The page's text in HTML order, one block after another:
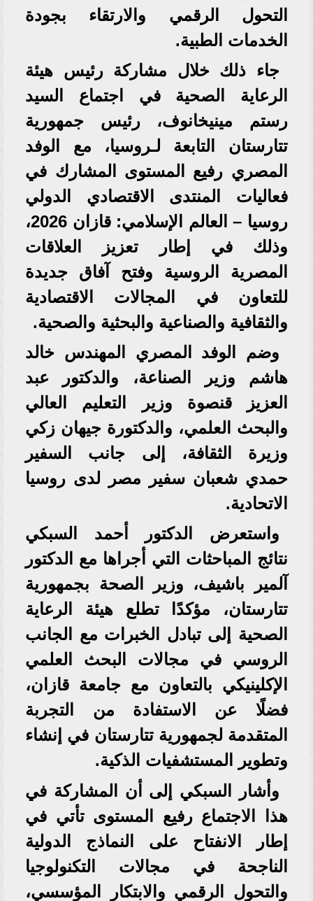
التحول الرقمي والارتقاء بجودة
الخدمات الطبية.
جاء ذلك خلال مشاركة رئيس هيئة
الرعاية الصحية في اجتماع السيد
رستم مينيخانوف، رئيس جمهورية
تتارستان التابعة لـروسيا، مع الوفد
المصري رفيع المستوى المشارك في
فعاليات المنتدى الاقتصادي الدولي
روسيا – العالم الإسلامي: قازان 2026،
وذلك في إطار تعزيز العلاقات
المصرية الروسية وفتح آفاق جديدة
للتعاون في المجالات الاقتصادية
والثقافية والصناعية والبحثية والصحية.
وضم الوفد المصري المهندس خالد
هاشم وزير الصناعة، والدكتور عبد
العزيز قنصوة وزير التعليم العالي
والبحث العلمي، والدكتورة جيهان زكي
وزيرة الثقافة، إلى جانب السفير
حمدي شعبان سفير مصر لدى روسيا
الاتحادية.
واستعرض الدكتور أحمد السبكي
نتائج المباحثات التي أجراها مع الدكتور
آلمير باشيف، وزير الصحة بجمهورية
تتارستان، مؤكدًا تطلع هيئة الرعاية
الصحية إلى تبادل الخبرات مع الجانب
الروسي في مجالات البحث العلمي
الإكلينيكي بالتعاون مع جامعة قازان،
فضلًا عن الاستفادة من التجربة
المتقدمة لجمهورية تتارستان في إنشاء
وتطوير المستشفيات الذكية.
وأشار السبكي إلى أن المشاركة في
هذا الاجتماع رفيع المستوى تأتي في
إطار الانفتاح على النماذج الدولية
الناجحة في مجالات التكنولوجيا
والتحول الرقمي والابتكار المؤسسي،